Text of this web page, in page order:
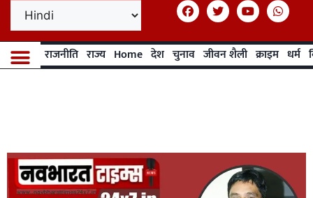
राजनीति राज्य Home देश चुनाव जीवन शैली क्राइम धर्म